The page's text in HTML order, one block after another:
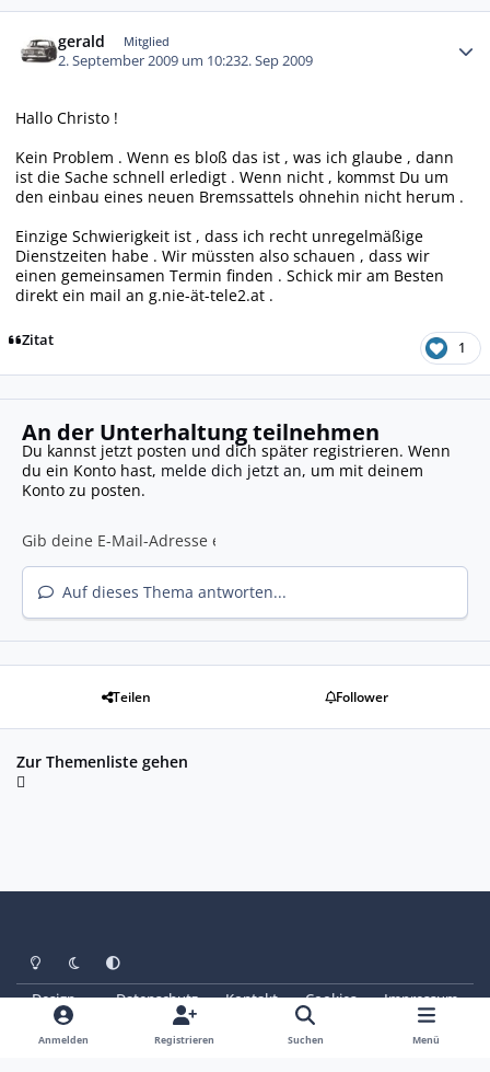
gerald Mitglied
2. September 2009 um 10:232. Sep 2009
Hallo Christo !
Kein Problem . Wenn es bloß das ist , was ich glaube , dann
ist die Sache schnell erledigt . Wenn nicht , kommst Du um
den einbau eines neuen Bremssattels ohnehin nicht herum .
Einzige Schwierigkeit ist , dass ich recht unregelmäßige
Dienstzeiten habe . Wir müssten also schauen , dass wir
einen gemeinsamen Termin finden . Schick mir am Besten
direkt ein mail an g.nie-ät-tele2.at .
Zitat 1
An der Unterhaltung teilnehmen
Du kannst jetzt posten und dich später registrieren. Wenn
du ein Konto hast, melde dich jetzt an, um mit deinem
Konto zu posten.
Auf dieses Thema antworten...
Teilen Follower
Zur Themenliste gehen
Heller ModusDunkler Modus
Systemeinstellung
Design Datenschutz Kontakt Cookies
Impressum
© Copyright 2025 - SAABoteure e. V.
Powered by Invision Community
Anmelden Registrieren Suchen Menü